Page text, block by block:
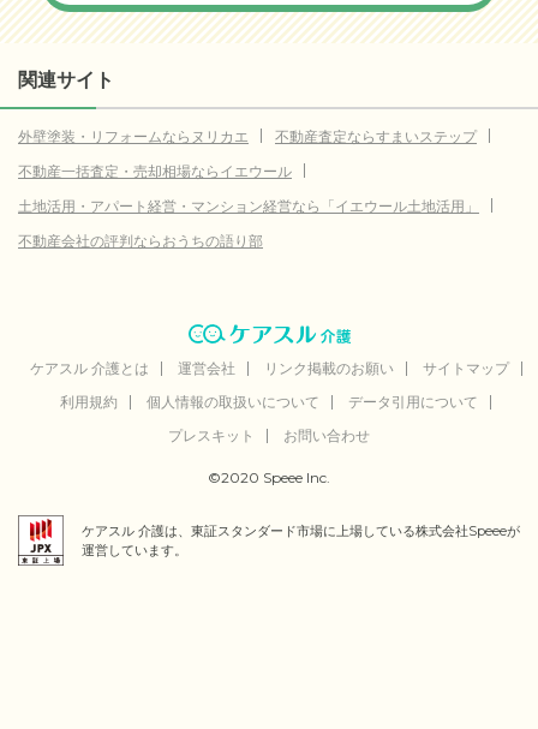
関連サイト
外壁塗装・リフォームならヌリカエ
不動産査定ならすまいステップ
不動産一括査定・売却相場ならイエウール
土地活用・アパート経営・マンション経営なら「イエウール土地活用」
不動産会社の評判ならおうちの語り部
ケアスル 介護とは 運営会社 リンク掲載のお願い
サイトマップ
利用規約
個人情報の取扱いについて
データ引用について
プレスキット
お問い合わせ
©2020 Speee Inc.
ケアスル 介護は、東証スタンダード市場に上場している株式会社Speeeが
運営しています。